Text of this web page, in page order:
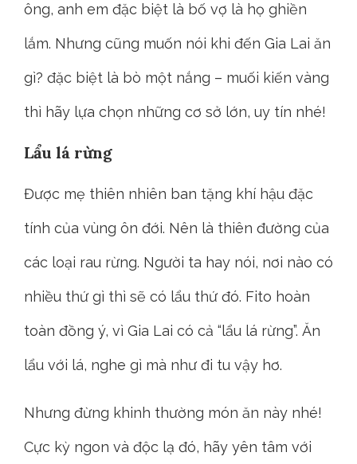
ông, anh em đặc biệt là bố vợ là họ ghiền
lắm. Nhưng cũng muốn nói khi đến Gia Lai ăn
gì? đặc biệt là bò một nắng – muối kiến vàng
thì hãy lựa chọn những cơ sở lớn, uy tín nhé!
Lẩu lá rừng
Được mẹ thiên nhiên ban tặng khí hậu đặc
tính của vùng ôn đới. Nên là thiên đường của
các loại rau rừng. Người ta hay nói, nơi nào có
nhiều thứ gì thì sẽ có lẩu thứ đó. Fito hoàn
toàn đồng ý, vì Gia Lai có cả “lẩu lá rừng”. Ăn
lẩu với lá, nghe gì mà như đi tu vậy hơ.
Nhưng đừng khinh thường món ăn này nhé!
Cực kỳ ngon và độc lạ đó, hãy yên tâm với